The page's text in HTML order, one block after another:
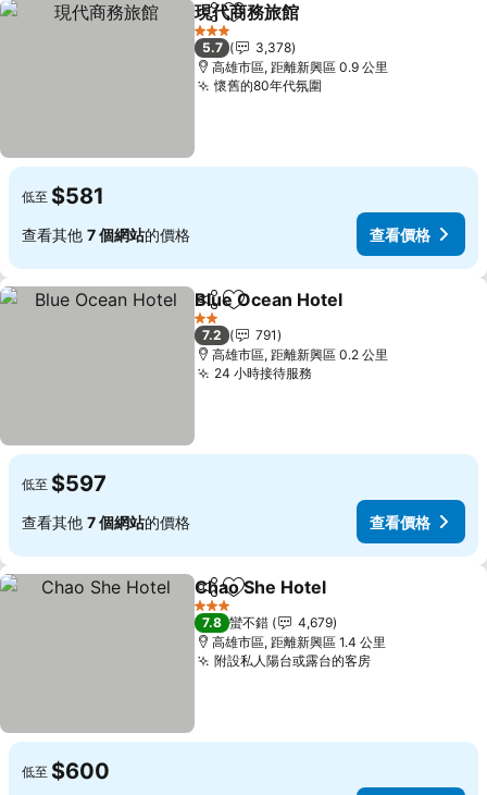
分享 加入我的最愛
現代商務旅館
3 星級
5.7
3,378
高雄市區, 距離新興區 0.9 公里
懷舊的80年代氛圍
低至 $581
查看其他 7 個網站的價格 查看價格
分享 加入我的最愛
Blue Ocean Hotel
2 星級
7.2
791
高雄市區, 距離新興區 0.2 公里
24 小時接待服務
低至 $597
查看其他 7 個網站的價格 查看價格
分享 加入我的最愛
Chao She Hotel
3 星級
7.8 蠻不錯
4,679
高雄市區, 距離新興區 1.4 公里
附設私人陽台或露台的客房查看價格
低至 $600